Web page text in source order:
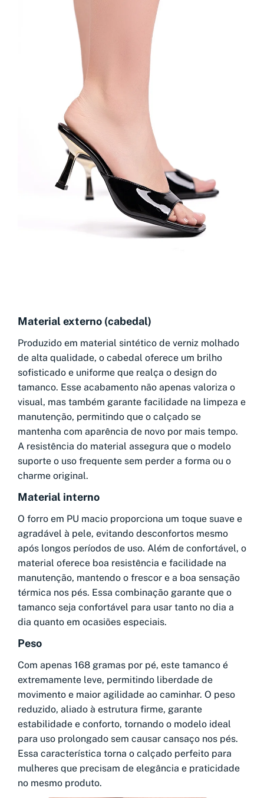
Material externo (cabedal)
Produzido em material sintético de verniz molhado
de alta qualidade, o cabedal oferece um brilho
sofisticado e uniforme que realça o design do
tamanco. Esse acabamento não apenas valoriza o
visual, mas também garante facilidade na limpeza e
manutenção, permitindo que o calçado se
mantenha com aparência de novo por mais tempo.
A resistência do material assegura que o modelo
suporte o uso frequente sem perder a forma ou o
charme original.
Material interno
O forro em PU macio proporciona um toque suave e
agradável à pele, evitando desconfortos mesmo
após longos períodos de uso. Além de confortável, o
material oferece boa resistência e facilidade na
manutenção, mantendo o frescor e a boa sensação
térmica nos pés. Essa combinação garante que o
tamanco seja confortável para usar tanto no dia a
dia quanto em ocasiões especiais.
Peso
Com apenas 168 gramas por pé, este tamanco é
extremamente leve, permitindo liberdade de
movimento e maior agilidade ao caminhar. O peso
reduzido, aliado à estrutura firme, garante
estabilidade e conforto, tornando o modelo ideal
para uso prolongado sem causar cansaço nos pés.
Essa característica torna o calçado perfeito para
mulheres que precisam de elegância e praticidade
no mesmo produto.